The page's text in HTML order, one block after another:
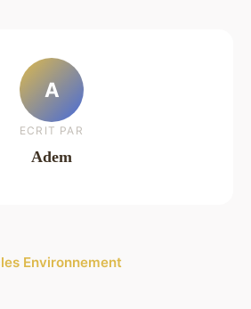
A
ECRIT PAR
Adem
Environnement